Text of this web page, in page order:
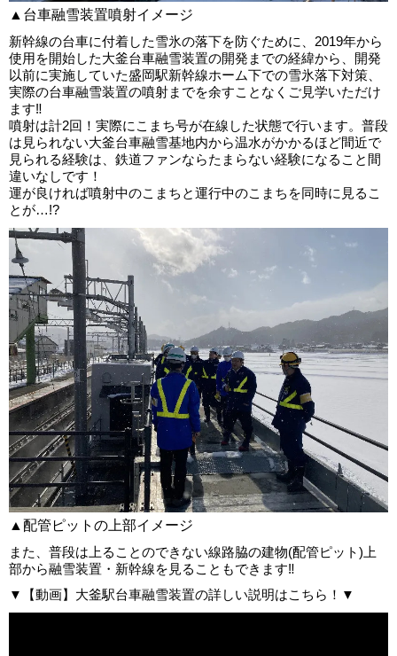
▲台車融雪装置噴射イメージ
新幹線の台車に付着した雪氷の落下を防ぐために、2019年から
使用を開始した大釜台車融雪装置の開発までの経緯から、開発
以前に実施していた盛岡駅新幹線ホーム下での雪氷落下対策、
実際の台車融雪装置の噴射までを余すことなくご見学いただけ
ます‼
噴射は計2回！実際にこまち号が在線した状態で行います。普段
は見られない大釜台車融雪基地内から温水がかかるほど間近で
見られる経験は、鉄道ファンならたまらない経験になること間
違いなしです！
運が良ければ噴射中のこまちと運行中のこまちを同時に見るこ
とが…!?
▲配管ピットの上部イメージ
また、普段は上ることのできない線路脇の建物(配管ピット)上
部から融雪装置・新幹線を見ることもできます‼
▼【動画】大釜駅台車融雪装置の詳しい説明はこちら！▼